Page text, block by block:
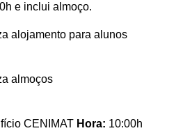
e inclui almoço.
alojamento para alunos
almoços
CENIMAT Hora: 10:00h